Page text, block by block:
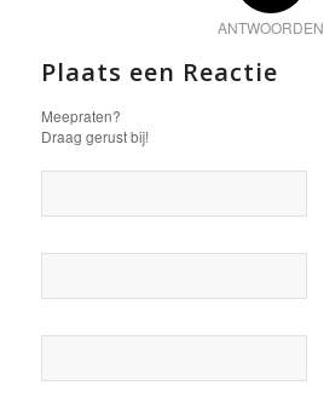
ANTWOORDEN
Plaats een Reactie
Meepraten?
Draag gerust bij!